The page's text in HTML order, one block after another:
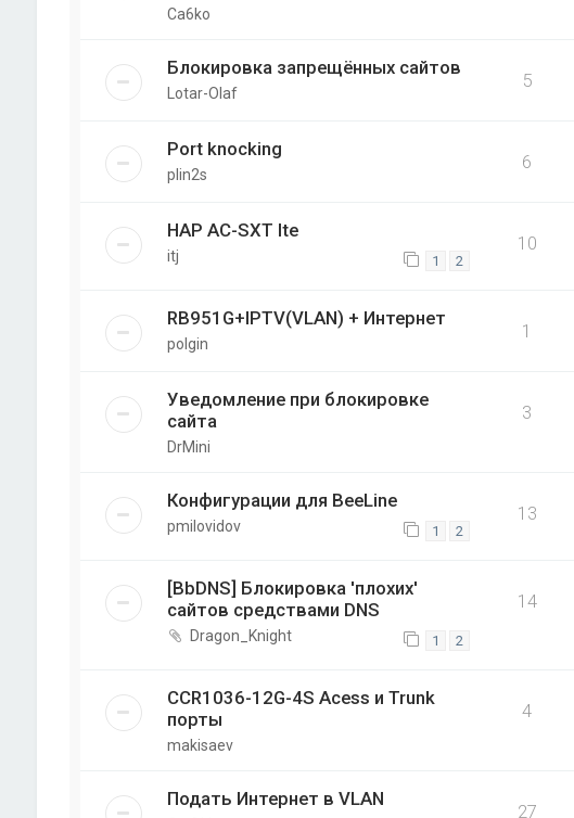
Ca6ko
Блокировка запрещённых сайтов
Lotar-Olaf
5
Port knocking
plin2s
6
HAP AC-SXT lte
itj 1 2
10
RB951G+IPTV(VLAN) + Интернет
polgin
1
Уведомление при блокировке
сайта
DrMini
3
Конфигурации для BeeLine
pmilovidov 1 2
13
[BbDNS] Блокировка 'плохих'
сайтов средствами DNS
Dragon_Knight 1 2
14
CCR1036-12G-4S Acess и Trunk
порты
makisaev
4
Подать Интернет в VLAN
27